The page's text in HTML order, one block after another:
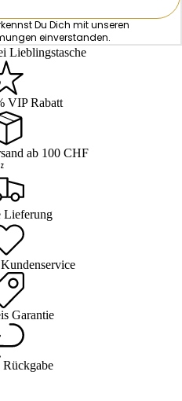
Du Dich mit unseren
einverstanden.
Lieblingstasche
VIP Rabatt
ab 100 CHF
Lieferung
Garantie
Rückgabe